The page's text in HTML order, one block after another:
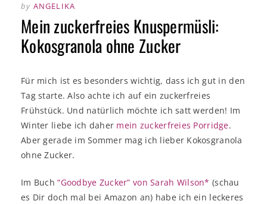
by ANGELIKA
Mein zuckerfreies Knuspermüsli:
Kokosgranola ohne Zucker
Für mich ist es besonders wichtig, dass ich gut in den
Tag starte. Also achte ich auf ein zuckerfreies
Frühstück. Und natürlich möchte ich satt werden! Im
Winter liebe ich daher mein zuckerfreies Porridge.
Aber gerade im Sommer mag ich lieber Kokosgranola
ohne Zucker.
Im Buch“Goodbye Zucker” von Sarah Wilson* (schau
es Dir doch mal bei Amazon an) habe ich ein leckeres